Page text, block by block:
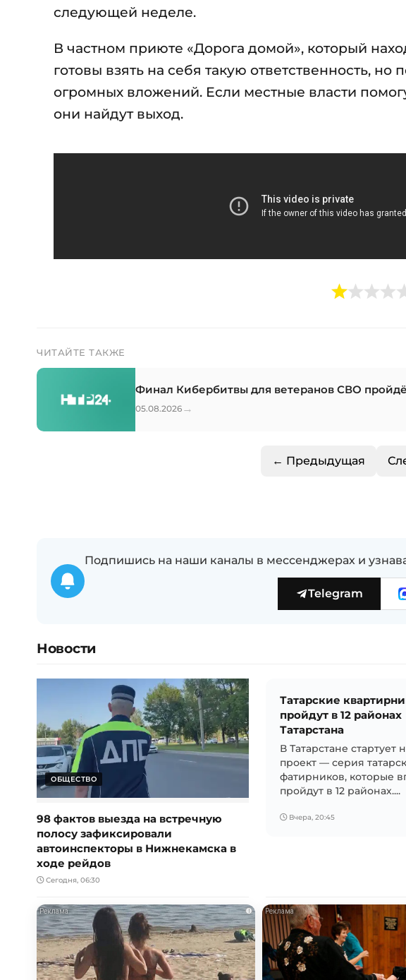
следующей неделе.
В частном приюте «Дорога домой», который
готовы взять на себя такую ответственность, но
огромных вложений. Если местные власти
они найдут выход.
ЧИТАЙТЕ ТАКЖЕ
Финал Кибербитвы для ветеранов СВО
05.08.2026 →
← Предыдущая
Подпишись на наши каналы в мессенджерах и
Telegram
Новости
ОБЩЕСТВО
98 фактов выезда на встречную
полосу зафиксировали
автоинспекторы в Нижнекамска в
ходе рейдов
Сегодня, 06:30
Татарские
пройдут в 12 районах
Татарстана
В Татарстане стартует
проект — серия
фатирников, которые
пройдут в 12 районах....
Вчера, 20:45
i